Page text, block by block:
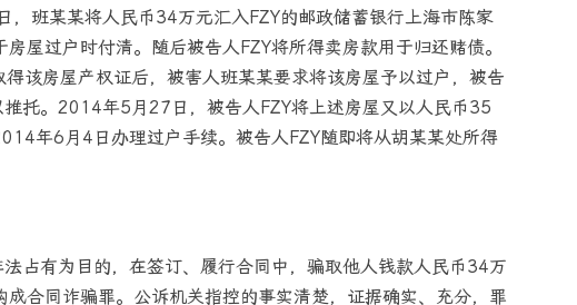
，班某某将人民币34万元汇入FZY的邮政储蓄银行上海市陈家
屋过户时付清。随后被告人FZY将所得卖房款用于归还赌债。
该房屋产权证后，被害人班某某要求将该房屋予以过户，被告
推托。2014年5月27日，被告人FZY将上述房屋又以人民币35
年6月4日办理过户手续。被告人FZY随即将从胡某某处所得
占有为目的，在签订、履行合同中，骗取他人钱款人民币34万
成合同诈骗罪。公诉机关指控的事实清楚，证据确实、充分，罪